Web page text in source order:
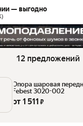
— выгодно
12 предложений
Опора шаровая
Febest 3020-002
от 1 511 ₽